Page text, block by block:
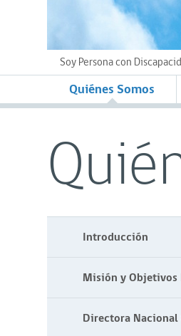
Soy Persona con
Quiénes Somos
Introducción
Misión y Objetivos
Directora Nacional